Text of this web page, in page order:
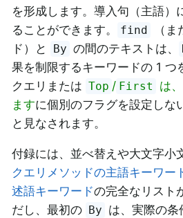
を形成します。導入句（主語）
ることができます。
find
（ま
ド）と
By の間のテキストは、
果を制限するキーワードの 1 つ
クエリまたは Top / First
は
ますに個別のフラグを設定しな
と見なされます。
付録には、並べ替えや大文字小
クエリメソッドの主語キーワー
述語キーワードの完全なリスト
だし、最初の By は、実際の条